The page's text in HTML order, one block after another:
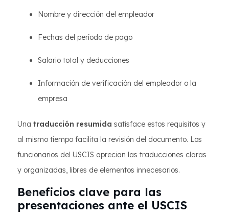
Nombre y dirección del empleador
Fechas del período de pago
Salario total y deducciones
Información de verificación del empleador o la
empresa
Una traducción resumida satisface estos requisitos y
al mismo tiempo facilita la revisión del documento. Los
funcionarios del USCIS aprecian las traducciones claras
y organizadas, libres de elementos innecesarios.
Beneficios clave para las
presentaciones ante el USCIS